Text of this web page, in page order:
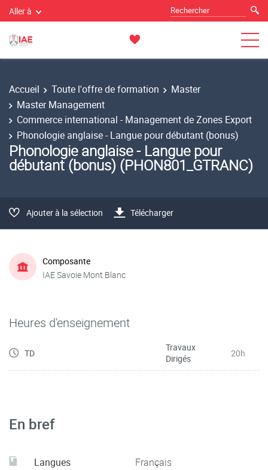
Aller à
Accueil Toute l'offre de formation
Master
Master Management
Commerce international - Management de Zones Export
Phonologie anglaise - Langue pour débutant (bonus)
Phonologie anglaise - Langue pour
débutant (bonus) (PHON801_GTRANC)
Ajouter à la sélection Télécharger
Composante
IAE Savoie Mont Blanc
Heures d'enseignement
TD
Travaux
Dirigés
20h
En bref
Langues
Français